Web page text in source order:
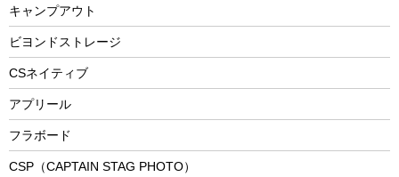
スノーシュー
防寒ウェア
トレッキング
トレッキングアクセサリー
プレイグッズ
キャンプアウト
ビヨンドストレージ
CSネイティブ
アプリール
フラボード
CSP（CAPTAIN STAG PHOTO）